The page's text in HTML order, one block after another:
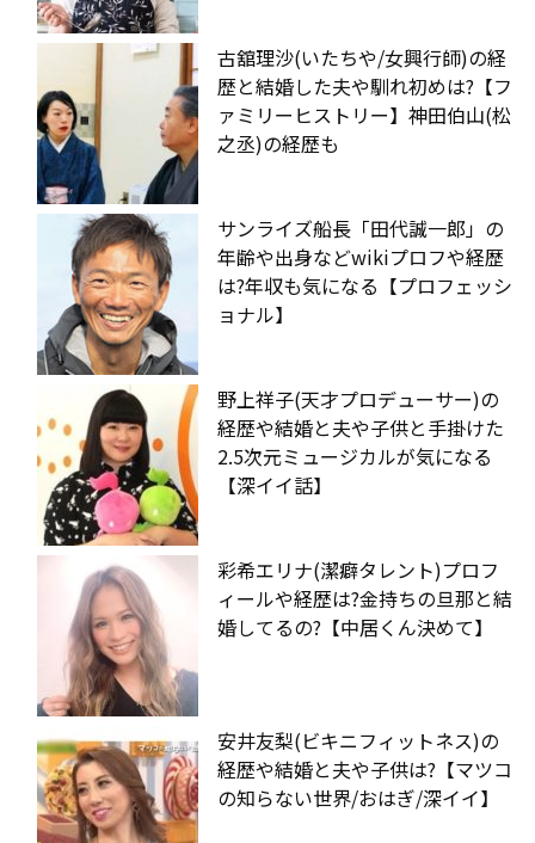
古舘理沙(いたちや/女興行師)の経
歴と結婚した夫や馴れ初めは?【フ
ァミリーヒストリー】神田伯山(松
之丞)の経歴も
サンライズ船長「田代誠一郎」の
年齢や出身などwikiプロフや経歴
は?年収も気になる【プロフェッシ
ョナル】
野上祥子(天才プロデューサー)の
経歴や結婚と夫や子供と手掛けた
2.5次元ミュージカルが気になる
【深イイ話】
彩希エリナ(潔癖タレント)プロフ
ィールや経歴は?金持ちの旦那と結
婚してるの?【中居くん決めて】
安井友梨(ビキニフィットネス)の
経歴や結婚と夫や子供は?【マツコ
の知らない世界/おはぎ/深イイ】